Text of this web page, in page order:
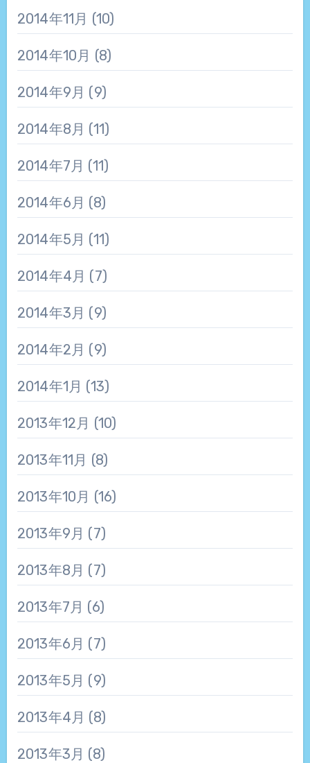
2014年11月 (10)
2014年10月 (8)
2014年9月 (9)
2014年8月 (11)
2014年7月 (11)
2014年6月 (8)
2014年5月 (11)
2014年4月 (7)
2014年3月 (9)
2014年2月 (9)
2014年1月 (13)
2013年12月 (10)
2013年11月 (8)
2013年10月 (16)
2013年9月 (7)
2013年8月 (7)
2013年7月 (6)
2013年6月 (7)
2013年5月 (9)
2013年4月 (8)
2013年3月 (8)